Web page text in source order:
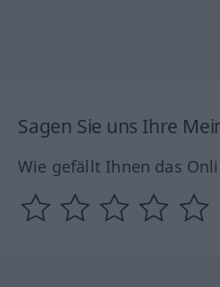
Sagen Sie uns Ihre
Wie gefällt Ihnen das